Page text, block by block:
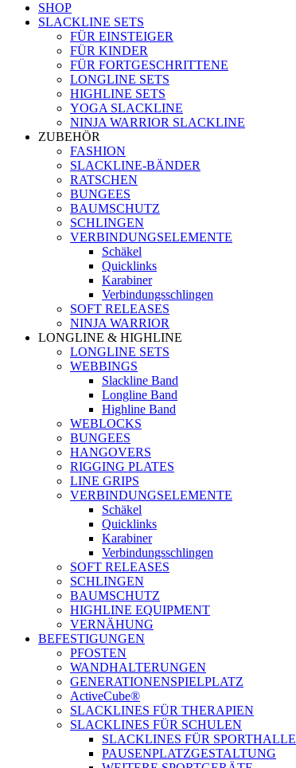
SHOP
SLACKLINE SETS
FÜR EINSTEIGER
FÜR KINDER
FÜR FORTGESCHRITTENE
LONGLINE SETS
HIGHLINE SETS
YOGA SLACKLINE
NINJA WARRIOR SLACKLINE
ZUBEHÖR
FASHION
SLACKLINE-BÄNDER
RATSCHEN
BUNGEES
BAUMSCHUTZ
SCHLINGEN
VERBINDUNGSELEMENTE
Schäkel
Quicklinks
Karabiner
Verbindungsschlingen
SOFT RELEASES
NINJA WARRIOR
LONGLINE & HIGHLINE
LONGLINE SETS
WEBBINGS
Slackline Band
Longline Band
Highline Band
WEBLOCKS
BUNGEES
HANGOVERS
RIGGING PLATES
LINE GRIPS
VERBINDUNGSELEMENTE
Schäkel
Quicklinks
Karabiner
Verbindungsschlingen
SOFT RELEASES
SCHLINGEN
BAUMSCHUTZ
HIGHLINE EQUIPMENT
VERNÄHUNG
BEFESTIGUNGEN
PFOSTEN
WANDHALTERUNGEN
GENERATIONENSPIELPLATZ
ActiveCube®
SLACKLINES FÜR THERAPIEN
SLACKLINES FÜR SCHULEN
SLACKLINES FÜR SPORTHALLE
PAUSENPLATZGESTALTUNG